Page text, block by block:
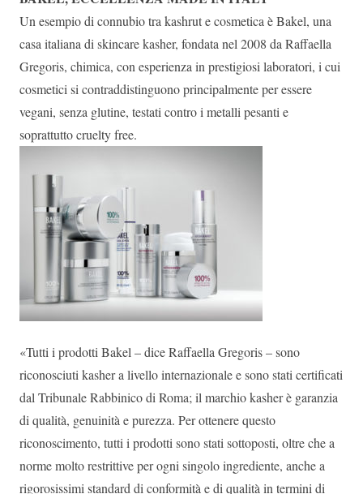
Un esempio di connubio tra kashrut e cosmetica è Bakel, una
casa italiana di skincare kasher, fondata nel 2008 da Raffaella
Gregoris, chimica, con esperienza in prestigiosi laboratori, i cui
cosmetici si contraddistinguono principalmente per essere
vegani, senza glutine, testati contro i metalli pesanti e
soprattutto cruelty free.
«Tutti i prodotti Bakel – dice Raffaella Gregoris – sono
riconosciuti kasher a livello internazionale e sono stati certificati
dal Tribunale Rabbinico di Roma; il marchio kasher è garanzia
di qualità, genuinità e purezza. Per ottenere questo
riconoscimento, tutti i prodotti sono stati sottoposti, oltre che a
norme molto restrittive per ogni singolo ingrediente, anche a
rigorosissimi standard di conformità e di qualità in termini di